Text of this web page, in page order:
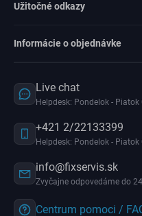
Užitočné odkazy
Informácie o objednávke
Live chat
Helpdesk: Pondelok - Piatok
+421 2/22133399
Helpdesk: Pondelok - Piatok
info@fixservis.sk
Zvyčajne odpovedáme do
Centrum pomoci /